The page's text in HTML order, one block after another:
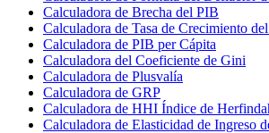
Calculadora de Brecha del PIB
Calculadora de Tasa de Crecimiento
Calculadora de PIB per Cápita
Calculadora del Coeficiente de Gini
Calculadora de Plusvalía
Calculadora de GRP
Calculadora de HHI Índice de
Calculadora de Elasticidad de Ingreso